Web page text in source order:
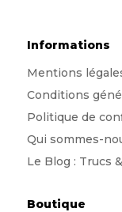
Informations
Mentions
Conditions
Politique de
Qui sommes-
Le Blog : Trucs
Boutique